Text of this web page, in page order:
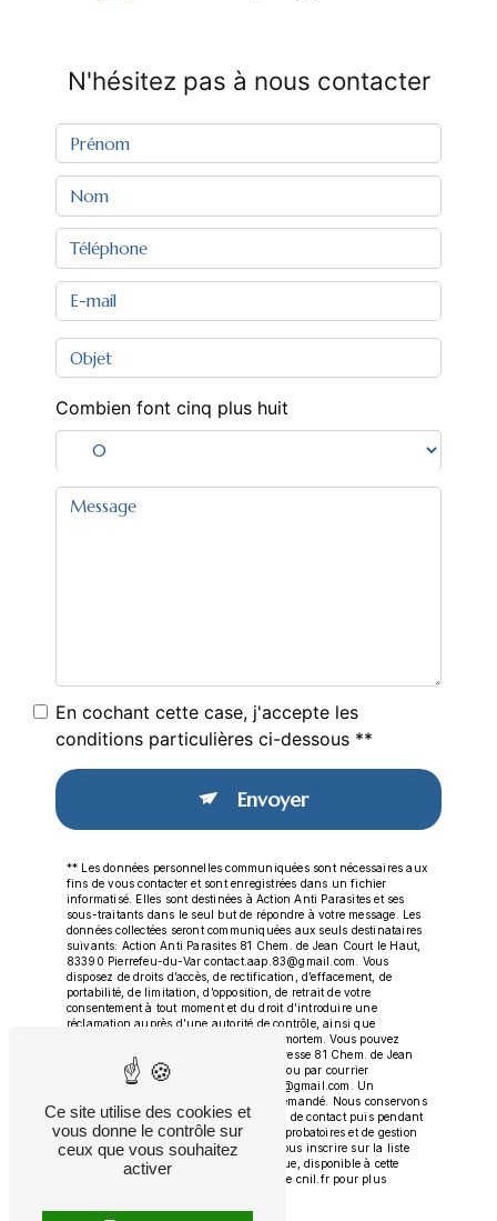
N'hésitez pas à nous contacter
Combien font cinq plus huit
En cochant cette case, j'accepte les
conditions particulières ci-dessous **
Envoyer
** Les données personnelles communiquées sont nécessaires aux
fins de vous contacter et sont enregistrées dans un fichier
informatisé. Elles sont destinées à Action Anti Parasites et ses
sous-traitants dans le seul but de répondre à votre message. Les
données collectées seront communiquées aux seuls destinataires
suivants: Action Anti Parasites 81 Chem. de Jean Court le Haut,
83390 Pierrefeu-du-Var contact.aap.83@gmail.com. Vous
disposez de droits d’accès, de rectification, d’effacement, de
portabilité, de limitation, d’opposition, de retrait de votre
consentement à tout moment et du droit d’introduire une
réclamation auprès d’une autorité de contrôle, ainsi que
d’organiser le sort de vos données post-mortem. Vous pouvez
exercer ces droits par voie postale à l'adresse 81 Chem. de Jean
Court le Haut, 83390 Pierrefeu-du-Var ou par courrier
électronique à l'adresse contact.aap.83@gmail.com. Un
justificatif d'identité pourra vous être demandé. Nous conservons
vos données pendant la période de prise de contact puis pendant
la durée de prescription légale aux fins probatoires et de gestion
des contentieux. Vous avez le droit de vous inscrire sur la liste
d'opposition au démarchage téléphonique, disponible à cette
Bloctel.gouv.fr
. Consultez le site cnil.fr pour plus
Ce site utilise des cookies et
vous donne le contrôle sur
ceux que vous souhaitez
activer